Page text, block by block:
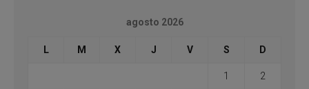
agosto 2026
L M X J V S D
1 2